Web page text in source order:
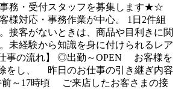
務・受付スタッフを募集します★☆
様対応・事務作業が中心。 1日2件組
接客がないときは、商品や目利きに関
未経験から知識を身に付けられるレア
事の流れ】 ◎出勤～OPEN お客様を
をし、 昨日のお仕事の引き継ぎ内容
～17時頃 ご来店したお客さまの接